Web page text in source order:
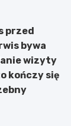
przed
bywa
wizyty
kończy się